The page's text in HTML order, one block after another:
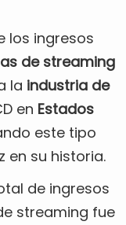
los ingresos
de streaming
la industria de
en Estados
este tipo
en su historia.
de ingresos
streaming fue